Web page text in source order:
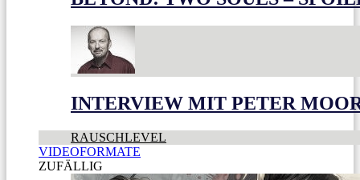
INTERVIEW MIT PETER
RAUSCHLEVEL
VIDEOFORMATE
ZUFÄLLIG